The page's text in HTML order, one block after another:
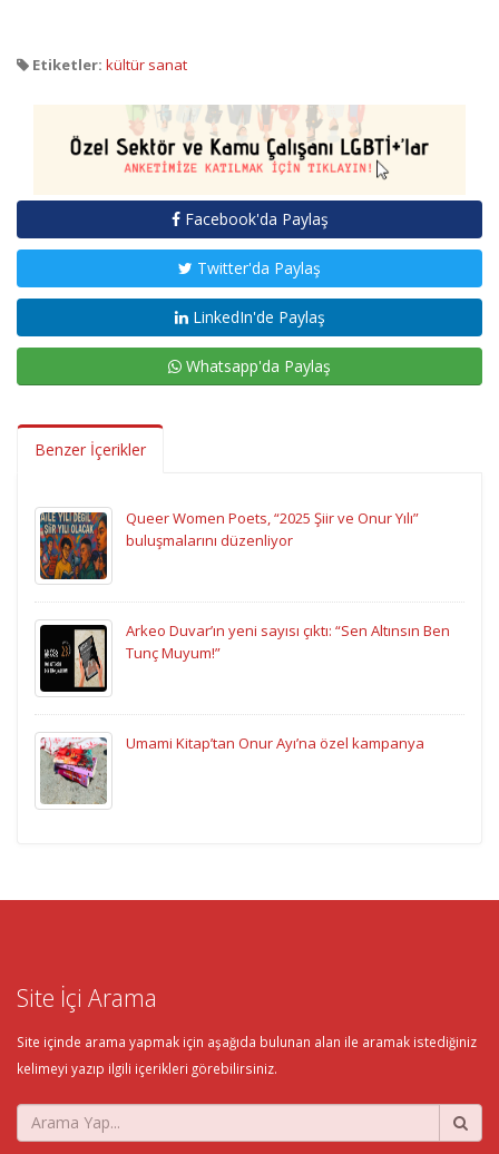
Etiketler: kültür sanat
Facebook'da Paylaş
Twitter'da Paylaş
LinkedIn'de Paylaş
Whatsapp'da Paylaş
Benzer İçerikler
Queer Women Poets, “2025 Şiir ve Onur Yılı”
buluşmalarını düzenliyor
Arkeo Duvar’ın yeni sayısı çıktı: “Sen Altınsın Ben
Tunç Muyum!”
Umami Kitap’tan Onur Ayı’na özel kampanya
Site İçi Arama
Site içinde arama yapmak için aşağıda bulunan alan ile aramak istediğiniz
kelimeyi yazıp ilgili içerikleri görebilirsiniz.